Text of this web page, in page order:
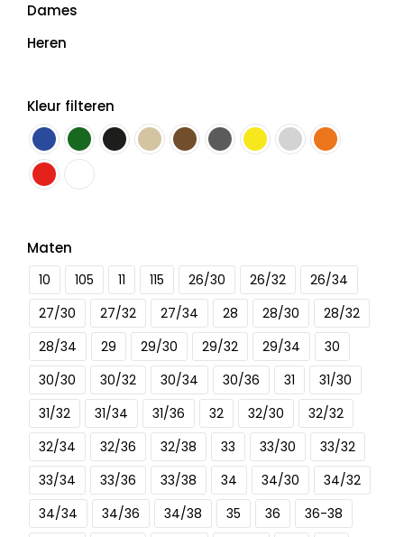
Dames
Heren
Kleur filteren
Maten
10 105 11 115 26/30 26/32
26/34
27/30
27/32 27/34 28 28/30
28/32
28/34
29 29/30 29/32 29/34
30
30/30
30/32 30/34 30/36 31
31/30
31/32
31/34 31/36 32 32/30
32/32
32/34
32/36 32/38 33 33/30
33/32
33/34
33/36 33/38 34 34/30
34/32
34/34
34/36 34/38 35 36
36-38